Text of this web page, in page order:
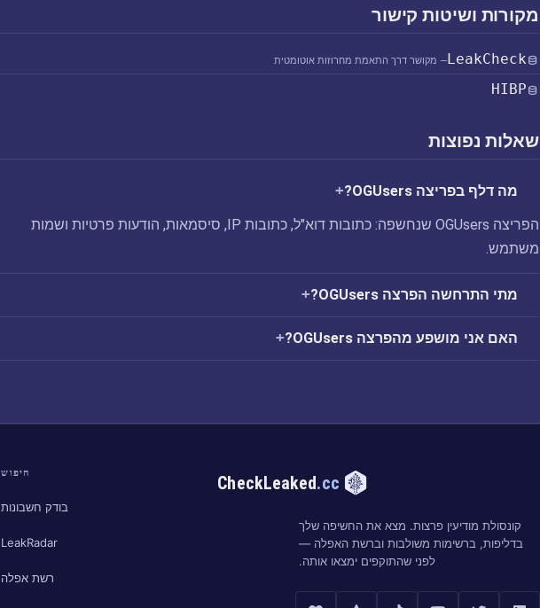
מקורות ושיטות קישור
LeakCheck— מקושר דרך התאמת מחרוזות אוטומטית
HIBP
שאלות נפוצות
מה דלף בפריצה OGUsers?
הפריצה OGUsers שנחשפה: כתובות דוא"ל, כתובות IP, סיסמאות, הודעות פרטיות ושמות
משתמש.
מתי התרחשה הפרצה OGUsers?
האם אני מושפע מהפרצה OGUsers?
CheckLeaked.cc
קונסולת מודיעין פרצות. מצא את החשיפה שלך
בדליפות, ברשימות משולבות וברשת האפלה —
לפני שהתוקפים ימצאו אותה.
חיפוש
בודק חשבונות
LeakRadar
רשת אפלה